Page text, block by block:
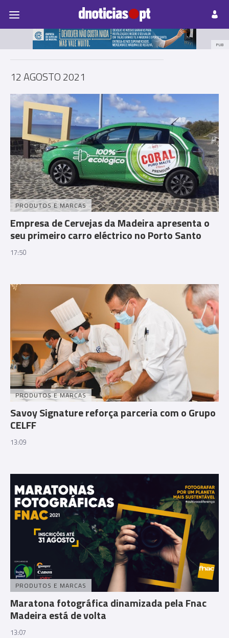
Prazeres Paisagens
PUB
12 AGOSTO 2021
PRODUTOS E MARCAS
Empresa de Cervejas da Madeira apresenta o
seu primeiro carro eléctrico no Porto Santo
17:50
PRODUTOS E MARCAS
Savoy Signature reforça parceria com o Grupo
CELFF
13:09
PRODUTOS E MARCAS
Maratona fotográfica dinamizada pela Fnac
Madeira está de volta
13:07